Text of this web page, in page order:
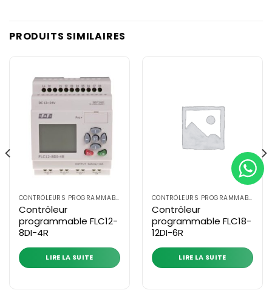
PRODUITS SIMILAIRES
CONTRÔLEURS PROGRAMMABLES PLC SÉRIE FLC
Contrôleur
programmable FLC12-
8DI-4R
LIRE LA SUITE
CONTRÔLEURS PROGRAMMABLES PLC SÉRIE FLC
Contrôleur
programmable FLC18-
12DI-6R
LIRE LA SUITE